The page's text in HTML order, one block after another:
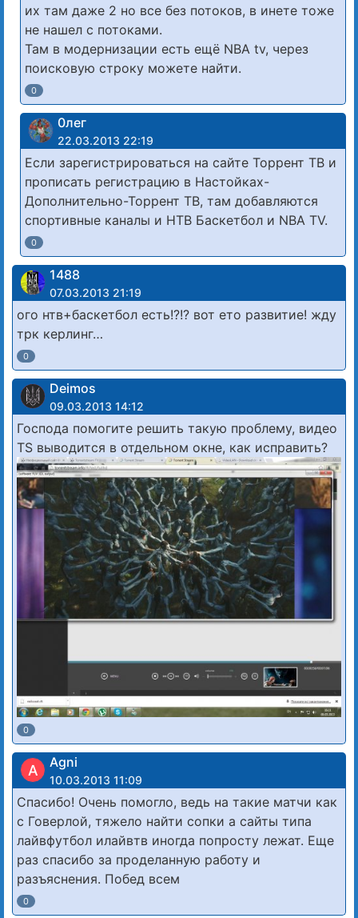
их там даже 2 но все без потоков, в инете тоже
не нашел с потоками.
Там в модернизации есть ещё NBA tv, через
поисковую строку можете найти.
0
0лег
22.03.2013 22:19
Если зарегистрироваться на сайте Торрент ТВ и
прописать регистрацию в Настойках-
Дополнительно-Торрент ТВ, там добавляются
спортивные каналы и НТВ Баскетбол и NBA TV.
0
1488
07.03.2013 21:19
ого нтв+баскетбол есть!?!? вот ето развитие! жду
трк керлинг…
0
Deimos
09.03.2013 14:12
Господа помогите решить такую проблему, видео
TS выводится в отдельном окне, как исправить?
0
A Agni
10.03.2013 11:09
Спасибо! Очень помогло, ведь на такие матчи как
с Говерлой, тяжело найти сопки а сайты типа
лайвфутбол илайвтв иногда попросту лежат. Еще
раз спасибо за проделанную работу и
разъяснения. Побед всем
0